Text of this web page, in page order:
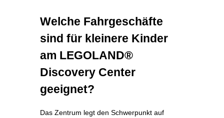
Welche Fahrgeschäfte
sind für kleinere Kinder
am LEGOLAND®
Discovery Center
geeignet?
Das Zentrum legt den Schwerpunkt auf